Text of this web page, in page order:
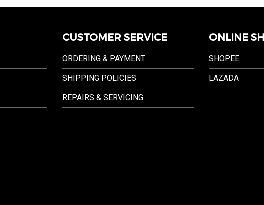
CUSTOMER SERVICE
ORDERING & PAYMENT
SHIPPING POLICIES
REPAIRS & SERVICING
ONLINE
SHOPEE
LAZADA